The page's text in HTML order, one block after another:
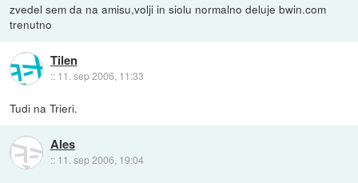
zvedel sem da na amisu,volji in siolu normalno deluje bwin.com
trenutno
Tilen
:: 11. sep 2006, 11:33
Tudi na Trieri.
Ales
:: 11. sep 2006, 19:04